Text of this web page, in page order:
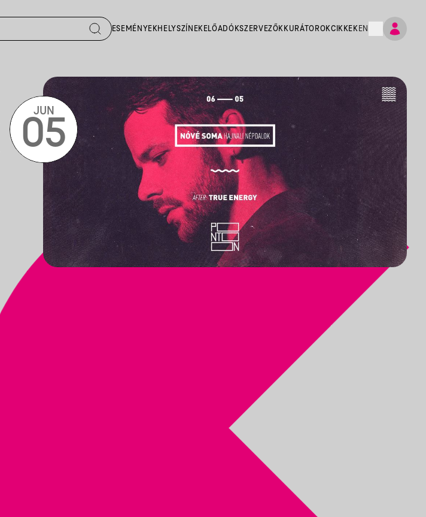
ESEMÉNYEKHELYSZÍNEK ELŐADÓKSZERVEZŐK KURÁTOROKCIKKEK EN
JUN
05